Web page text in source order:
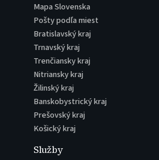
Mapa Slovenska
Pošty podľa miest
Bratislavský kraj
Trnavský kraj
Trenčiansky kraj
Nitriansky kraj
Žilinský kraj
Banskobystrický kraj
Prešovský kraj
Košický kraj
Služby